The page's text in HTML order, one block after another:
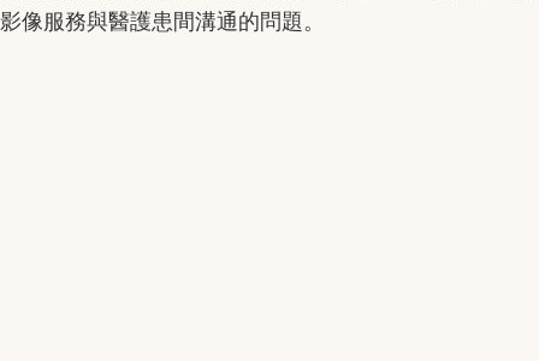
影像服務與醫護患間溝通的問題。